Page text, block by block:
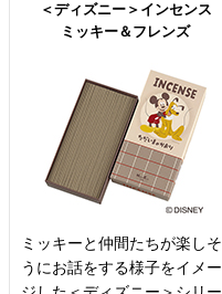
＜ディズニー＞インセンス
ミッキー＆フレンズ
ミッキーと仲間たちが楽しそ
うにお話をする様子をイメー